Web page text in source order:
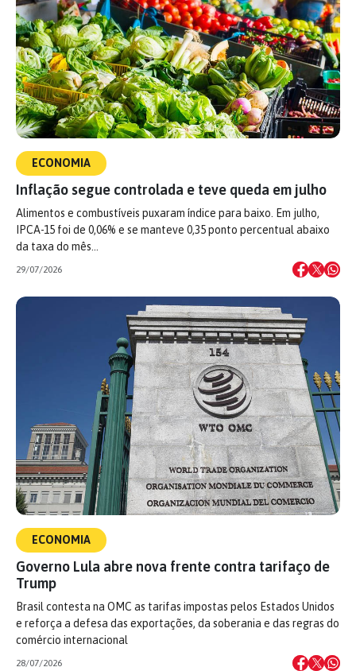
ECONOMIA
Inflação segue controlada e teve queda em julho
Alimentos e combustíveis puxaram índice para baixo. Em julho,
IPCA-15 foi de 0,06% e se manteve 0,35 ponto percentual abaixo
da taxa do mês…
29/07/2026
ECONOMIA
Governo Lula abre nova frente contra tarifaço de
Trump
Brasil contesta na OMC as tarifas impostas pelos Estados Unidos
e reforça a defesa das exportações, da soberania e das regras do
comércio internacional
28/07/2026